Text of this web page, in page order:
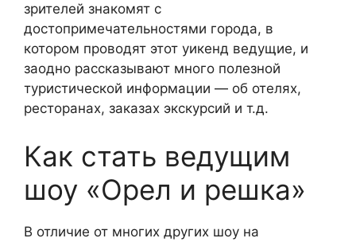
зрителей знакомят с
достопримечательностями города, в
котором проводят этот уикенд ведущие, и
заодно рассказывают много полезной
туристической информации — об отелях,
ресторанах, заказах экскурсий и т.д.
Как стать ведущим
шоу «Орел и решка»
В отличие от многих других шоу на